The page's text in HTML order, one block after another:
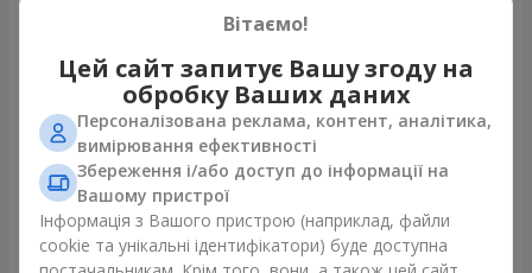
Квіти в коробці "Щастя не
оминеш"
1 716 грн
Квіти в коробці "Соломія"
2 221 грн
Вітаємо!
Цей сайт запитує Вашу згоду на
обробку Ваших даних
Персоналізована реклама, контент, аналітика,
вимірювання ефективності
Збереження і/або доступ до інформації на
Вашому пристрої
Інформація з Вашого пристрою (наприклад, файли
cookie та унікальні ідентифікатори) буде доступна